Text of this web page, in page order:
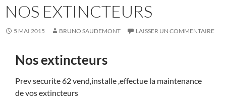
NOS EXTINCTEURS
5 MAI 2015 BRUNO SAUDEMONT LAISSER UN COMMENTAIRE
Nos extincteurs
Prev securite 62 vend,installe ,effectue la maintenance
de vos extincteurs